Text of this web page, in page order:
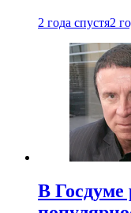
2 года спустя2
В